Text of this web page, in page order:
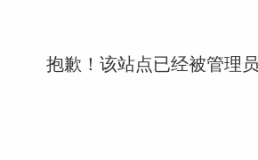
抱歉！该站点已经被管理